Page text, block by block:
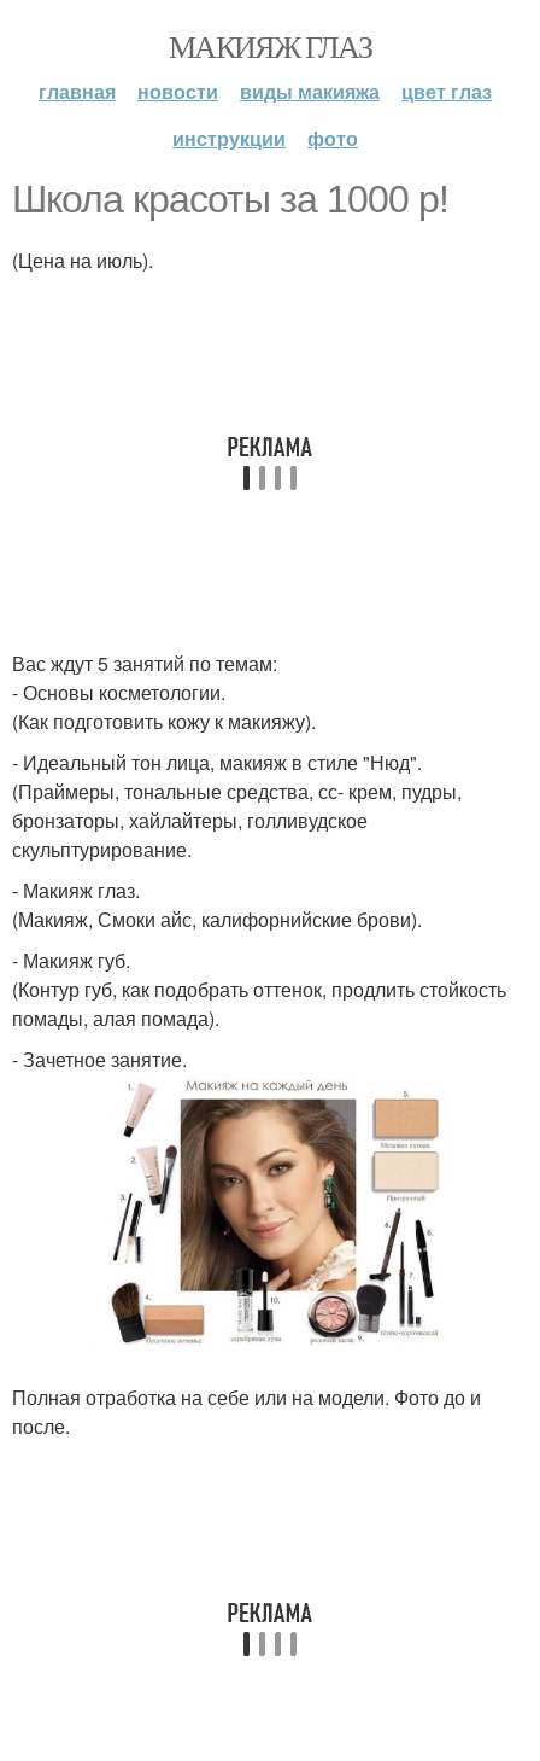
МАКИЯЖ ГЛАЗ
главная новости виды макияжа
цвет глаз
инструкции
фото
Школа красоты за 1000 р!
(Цена на июль).
Вас ждут 5 занятий по темам:
- Основы косметологии.
(Как подготовить кожу к макияжу).
- Идеальный тон лица, макияж в стиле "Нюд".
(Праймеры, тональные средства, сс- крем, пудры,
бронзаторы, хайлайтеры, голливудское
скульптурирование.
- Макияж глаз.
(Макияж, Смоки айс, калифорнийские брови).
- Макияж губ.
(Контур губ, как подобрать оттенок, продлить стойкость
помады, алая помада).
- Зачетное занятие.
Полная отработка на себе или на модели. Фото до и
после.